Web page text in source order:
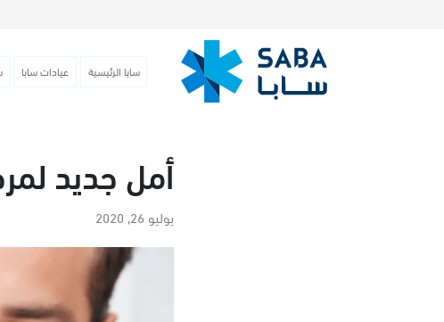
سابا الرئيسية عيادات سابا
أمل جديد
يوليو 26, 2020